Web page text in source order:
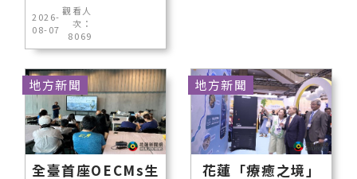
2026-
08-07
觀看人
次：
8069
全臺首座OECMs生
地方新聞
花蓮「療癒之境」
地方新聞